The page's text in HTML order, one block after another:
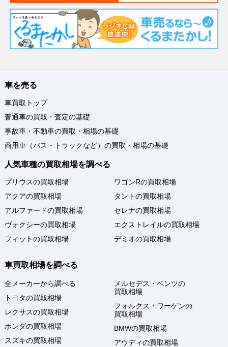
車を売る
車買取トップ
普通車の買取・査定の基礎
事故車・不動車の買取・相場の基礎
商用車（バス・トラックなど）の買取・相場の基礎
人気車種の買取相場を調べる
プリウスの買取相場
アクアの買取相場
アルファードの買取相場
ヴォクシーの買取相場
フィットの買取相場
ワゴンRの買取相場
タントの買取相場
セレナの買取相場
エクストレイルの買取相場
デミオの買取相場
車買取相場を調べる
全メーカーから調べる
トヨタの買取相場
レクサスの買取相場
ホンダの買取相場
スズキの買取相場
メルセデス・ベンツの
買取相場
フォルクス・ワーゲンの
買取相場
BMWの買取相場
アウディの買取相場